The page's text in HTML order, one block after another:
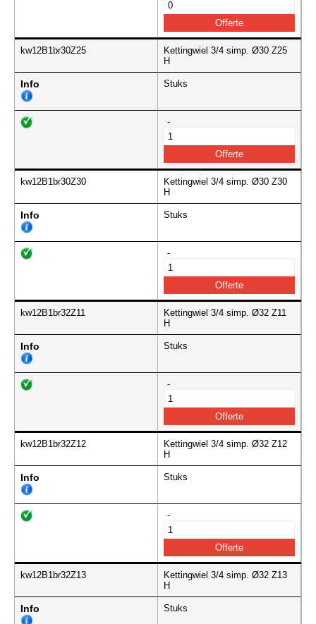
kw12B1br30Z25
Kettingwiel 3/4 simp. Ø30 Z25
H
Info Stuks
-
kw12B1br30Z30
Kettingwiel 3/4 simp. Ø30 Z30
H
Info Stuks
-
kw12B1br32Z11
Kettingwiel 3/4 simp. Ø32 Z11
H
Info Stuks
-
kw12B1br32Z12
Kettingwiel 3/4 simp. Ø32 Z12
H
Info Stuks
-
kw12B1br32Z13
Kettingwiel 3/4 simp. Ø32 Z13
H
Info Stuks